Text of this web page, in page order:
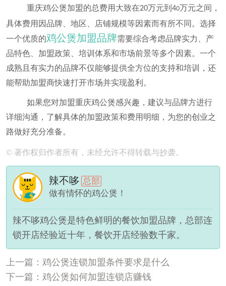
重庆鸡公煲加盟的总费用大致在20万元到 40万元之间，
具体费用因品牌、地区、店铺规模等因素而有所不同。选择
一个优质的鸡公煲加盟品牌需要综合考虑品牌实力、产
品特色、加盟政策、培训体系和市场前景等多个因素。一个
成熟且有实力的品牌不仅能够提供全方位的支持和培训，还
能帮助加盟商快速打开市场并实现盈利。
如果您对加盟重庆鸡公煲感兴趣，建议与品牌方进行
详细沟通，了解具体的加盟政策和费用明细，为您的创业之
路做好充分准备。
© 著作权归作者所有，未经允许不得转载与抄袭。
辣不哆 总部
做有情怀的鸡公煲！
辣不哆鸡公煲是特色鲜明的餐饮加盟品牌，总部连
锁开店经验近十年，餐饮开店经验数千家。
上一篇：鸡公煲连锁加盟条件要求是什么
下一篇：鸡公煲如何加盟连锁店赚钱